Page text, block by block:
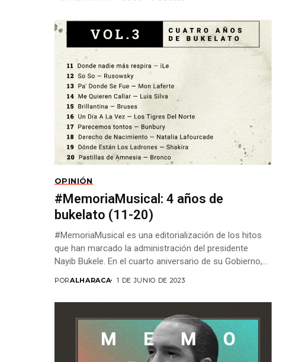
OPINIÓN
#MemoriaMusical: 4 años de
bukelato (11-20)
#MemoriaMusical es una editorialización de los hitos
que han marcado la administración del presidente
Nayib Bukele. En el cuarto aniversario de su Gobierno,...
PORALHARACA 1 DE JUNIO DE 2023